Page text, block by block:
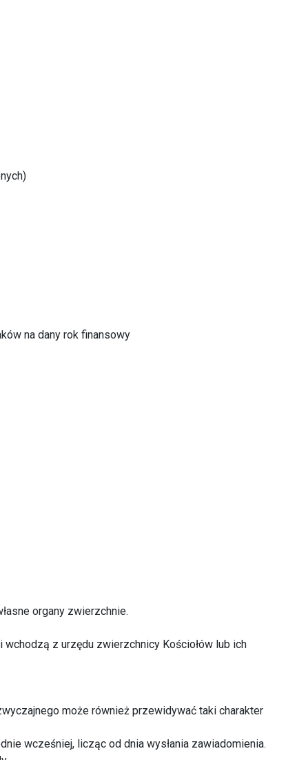
na dany rok finansowy
organy zwierzchnie.
z urzędu zwierzchnicy Kościołów lub ich
może również przewidywać taki charakter
wcześniej, licząc od dnia wysłania zawiadomienia.